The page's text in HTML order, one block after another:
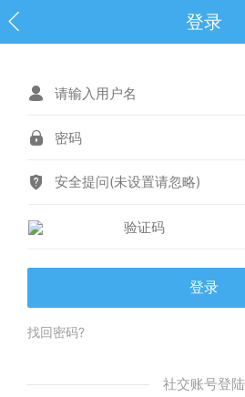
登录
安全提问(未设置请忽略)
登录
找回密码?
社交账号登陆